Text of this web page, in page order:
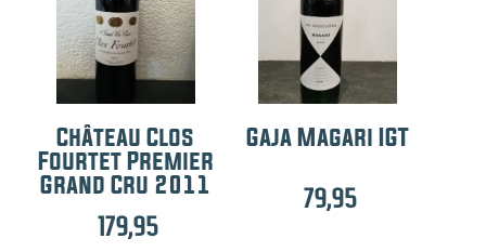
Château Clos
Fourtet Premier
Grand Cru 2011
179,95
Gaja Magari IGT
79,95